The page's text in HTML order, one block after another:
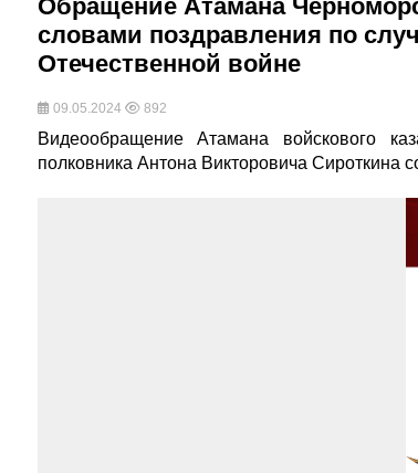
Обращение Атамана
словами поздравления по
Отечественной войне
09.05.2024 892
Видеообращение Атамана войскового
полковника Антона Викторовича